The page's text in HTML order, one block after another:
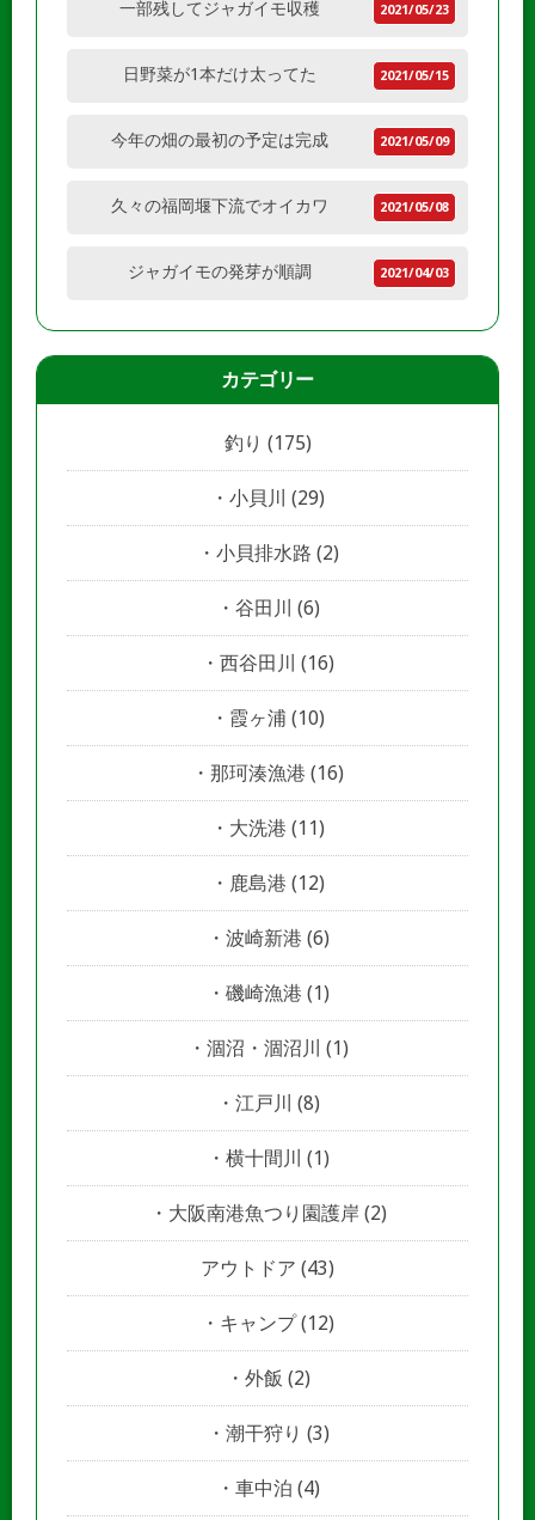
一部残してジャガイモ収穫 2021/05/23
日野菜が1本だけ太ってた 2021/05/15
今年の畑の最初の予定は完成 2021/05/09
久々の福岡堰下流でオイカワ 2021/05/08
ジャガイモの発芽が順調 2021/04/03
カテゴリー
釣り (175)
小貝川 (29)
小貝排水路 (2)
谷田川 (6)
西谷田川 (16)
霞ヶ浦 (10)
那珂湊漁港 (16)
大洗港 (11)
鹿島港 (12)
波崎新港 (6)
磯崎漁港 (1)
涸沼・涸沼川 (1)
江戸川 (8)
横十間川 (1)
大阪南港魚つり園護岸 (2)
アウトドア (43)
キャンプ(12)
外飯 (2)
潮干狩り (3)
車中泊 (4)